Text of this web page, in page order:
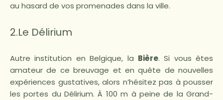
au hasard de vos promenades dans la ville.
2.Le Délirium
Autre institution en Belgique, la Bière. Si vous êtes
amateur de ce breuvage et en quête de nouvelles
expériences gustatives, alors n’hésitez pas à pousser
les portes du Délirium. À 100 m à peine de la Grand-